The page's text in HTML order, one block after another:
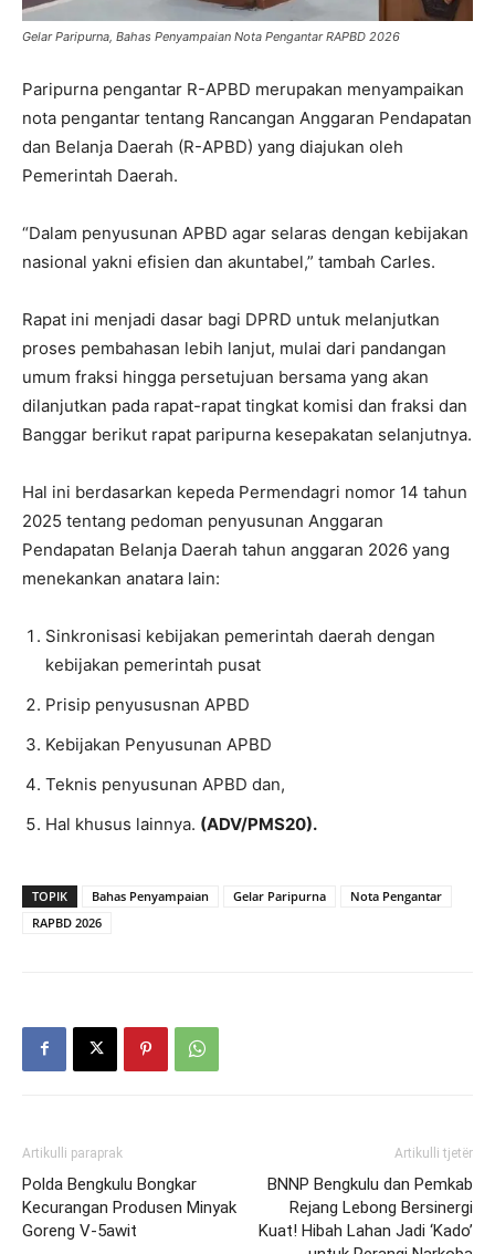
Gelar Paripurna, Bahas Penyampaian Nota Pengantar RAPBD 2026
Paripurna pengantar R-APBD merupakan menyampaikan
nota pengantar tentang Rancangan Anggaran Pendapatan
dan Belanja Daerah (R-APBD) yang diajukan oleh
Pemerintah Daerah.
“Dalam penyusunan APBD agar selaras dengan kebijakan
nasional yakni efisien dan akuntabel,” tambah Carles.
Rapat ini menjadi dasar bagi DPRD untuk melanjutkan
proses pembahasan lebih lanjut, mulai dari pandangan
umum fraksi hingga persetujuan bersama yang akan
dilanjutkan pada rapat-rapat tingkat komisi dan fraksi dan
Banggar berikut rapat paripurna kesepakatan selanjutnya.
Hal ini berdasarkan kepeda Permendagri nomor 14 tahun
2025 tentang pedoman penyusunan Anggaran
Pendapatan Belanja Daerah tahun anggaran 2026 yang
menekankan anatara lain:
Sinkronisasi kebijakan pemerintah daerah dengan
kebijakan pemerintah pusat
Prisip penyususnan APBD
Kebijakan Penyusunan APBD
Teknis penyusunan APBD dan,
Hal khusus lainnya. (ADV/PMS20).
TOPIK Bahas Penyampaian Gelar Paripurna
Nota Pengantar
RAPBD 2026
Artikulli paraprak
Polda Bengkulu Bongkar
Kecurangan Produsen Minyak
Goreng V-5awit
Artikulli tjetër
BNNP Bengkulu dan Pemkab
Rejang Lebong Bersinergi
Kuat! Hibah Lahan Jadi ‘Kado’